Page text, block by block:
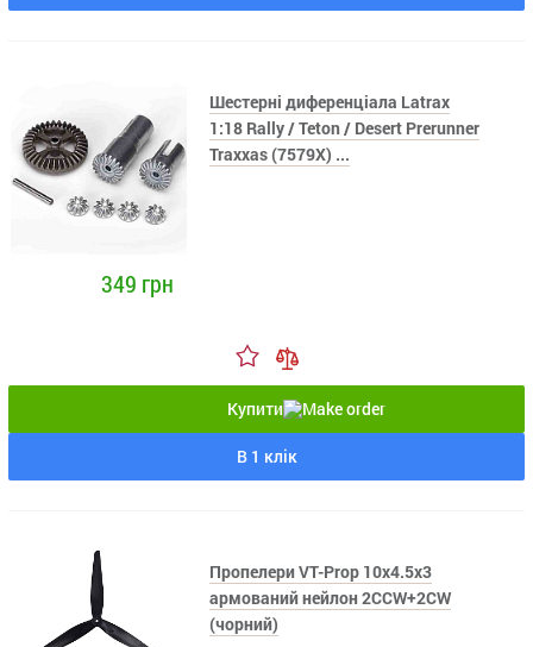
Шестерні диференціала Latrax
1:18 Rally / Teton / Desert Prerunner
Traxxas (7579X) ...
349 грн
Купити
В 1 клік
Пропелери VT-Prop 10x4.5x3
армований нейлон 2CCW+2CW
(чорний)